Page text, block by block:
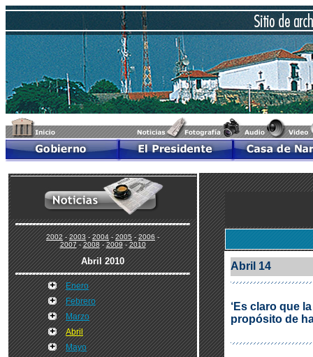
2002-2003-2004-2005-2006-
2007-2008-2009-2010
Abril 2010
Enero
Febrero
Marzo
Abril
Mayo
Abril 14
‘Es claro que
propósito de